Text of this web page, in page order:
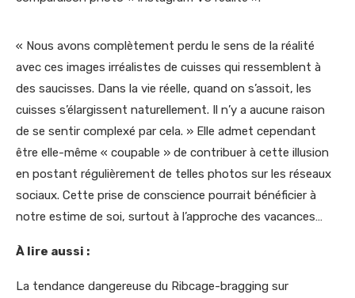
« Nous avons complètement perdu le sens de la réalité
avec ces images irréalistes de cuisses qui ressemblent à
des saucisses. Dans la vie réelle, quand on s’assoit, les
cuisses s’élargissent naturellement. Il n’y a aucune raison
de se sentir complexé par cela. » Elle admet cependant
être elle-même « coupable » de contribuer à cette illusion
en postant régulièrement de telles photos sur les réseaux
sociaux. Cette prise de conscience pourrait bénéficier à
notre estime de soi, surtout à l’approche des vacances…
À lire aussi :
La tendance dangereuse du Ribcage-bragging sur